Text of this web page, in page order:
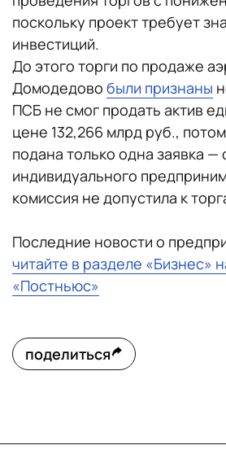
поскольку проект требует
инвестиций.
До этого торги по продаже
Домодедово были признаны
ПСБ не смог продать актив
цене 132,266 млрд руб.,
подана только одна заявка —
индивидуального
комиссия не допустила к
Последние новости о
читайте в разделе «Бизнес»
«Постньюс»
поделиться